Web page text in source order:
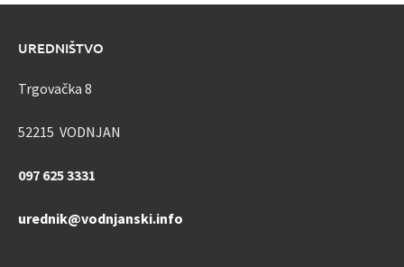
UREDNIŠTVO
Trgovačka 8
52215 VODNJAN
097 625 3331
urednik@vodnjanski.info